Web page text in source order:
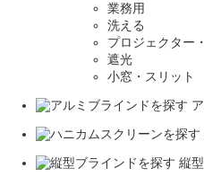
業務用
洗える
プロジェクター
遮光
小窓・スリット
縦